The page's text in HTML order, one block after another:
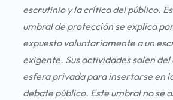
escrutinio y la crítica del público.
umbral de protección se explica
expuesto voluntariamente a un
exigente. Sus actividades salen
esfera privada para insertarse en
debate público. Este umbral no se